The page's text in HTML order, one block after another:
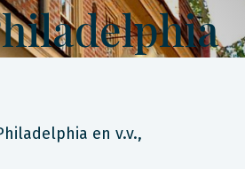
en v.v.,